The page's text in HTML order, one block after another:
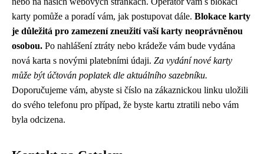
karty pomůže a poradí vám, jak postupovat dále. Blokace karty
je důležitá pro zamezení zneužití vaší karty neoprávněnou
osobou. Po nahlášení ztráty nebo krádeže vám bude vydána
nová karta s novými platebními údaji. Za vydání nové karty
může být účtován poplatek dle aktuálního sazebníku.
Doporučujeme vám, abyste si číslo na zákaznickou linku uložili
do svého telefonu pro případ, že byste kartu ztratili nebo vám
byla odcizena.